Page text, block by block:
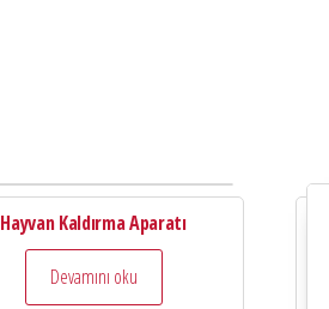
Hayvan Kaldırma Aparatı
Devamını oku